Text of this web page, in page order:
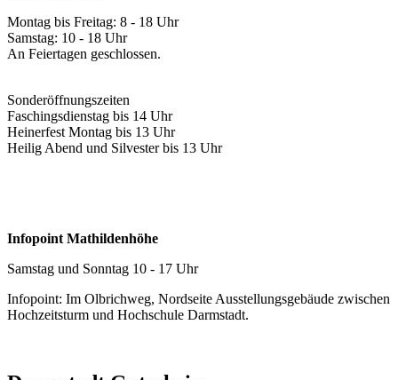
Montag bis Freitag: 8 - 18 Uhr
Samstag: 10 - 18 Uhr
An Feiertagen geschlossen.
Sonderöffnungszeiten
Faschingsdienstag bis 14 Uhr
Heinerfest Montag bis 13 Uhr
Heilig Abend und Silvester bis 13 Uhr
Infopoint Mathildenhöhe
Samstag und Sonntag 10 - 17 Uhr
Infopoint: Im Olbrichweg, Nordseite Ausstellungsgebäude zwischen
Hochzeitsturm und Hochschule Darmstadt.